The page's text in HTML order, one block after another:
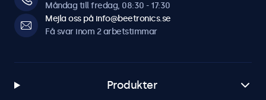
Måndag till fredag, 08:30 - 17:30
Mejla oss på info@beetronics.se
Få svar inom 2 arbetstimmar
Produkter